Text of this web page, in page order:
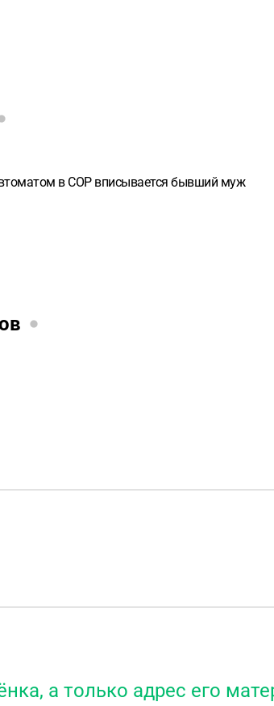
в СОР вписывается бывший муж
а только адрес его